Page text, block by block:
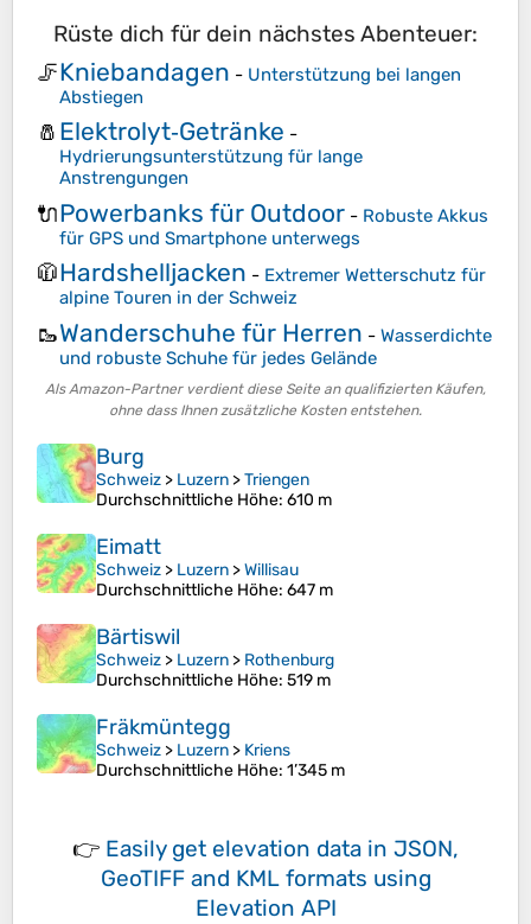
Rüste dich für dein nächstes Abenteuer:
🦵Kniebandagen - Unterstützung bei langen
Abstiegen
🧂 Elektrolyt‑Getränke -
Hydrierungsunterstützung für lange
Anstrengungen
🔌Powerbanks für Outdoor - Robuste Akkus
für GPS und Smartphone unterwegs
🧥Hardshelljacken - Extremer Wetterschutz für
alpine Touren in der Schweiz
🥾Wanderschuhe für Herren - Wasserdichte
und robuste Schuhe für jedes Gelände
Als Amazon-Partner verdient diese Seite an qualifizierten Käufen,
ohne dass Ihnen zusätzliche Kosten entstehen.
Burg
Schweiz > Luzern >Triengen
Durchschnittliche Höhe: 610 m
Eimatt
Schweiz > Luzern >Willisau
Durchschnittliche Höhe: 647 m
Bärtiswil
Schweiz > Luzern > Rothenburg
Durchschnittliche Höhe: 519 m
Fräkmüntegg
Schweiz > Luzern > Kriens
Durchschnittliche Höhe: 1’345 m
👉 Easily get elevation data in JSON,
GeoTIFF and KML formats using
Elevation API